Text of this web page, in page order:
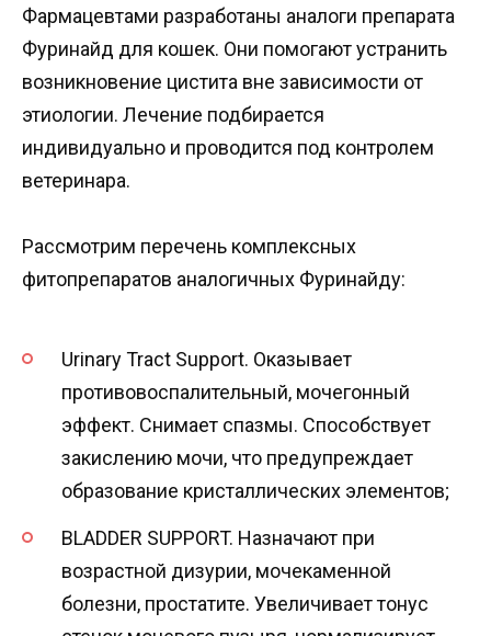
Фармацевтами разработаны аналоги препарата
Фуринайд для кошек. Они помогают устранить
возникновение цистита вне зависимости от
этиологии. Лечение подбирается
индивидуально и проводится под контролем
ветеринара.
Рассмотрим перечень комплексных
фитопрепаратов аналогичных Фуринайду:
Urinary Tract Support. Оказывает
противовоспалительный, мочегонный
эффект. Снимает спазмы. Способствует
закислению мочи, что предупреждает
образование кристаллических элементов;
BLADDER SUPPORT. Назначают при
возрастной дизурии, мочекаменной
болезни, простатите. Увеличивает тонус